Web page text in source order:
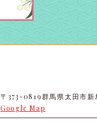
〒373-0819群馬県太田市
Google Map